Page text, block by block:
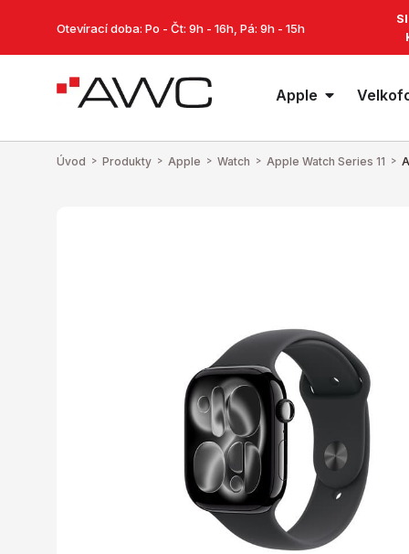
Otevírací doba: Po - Čt: 9h - 16h, Pá: 9h - 15h
Apple
Úvod > Produkty > Apple > Watch > Apple Watch Series 11 >